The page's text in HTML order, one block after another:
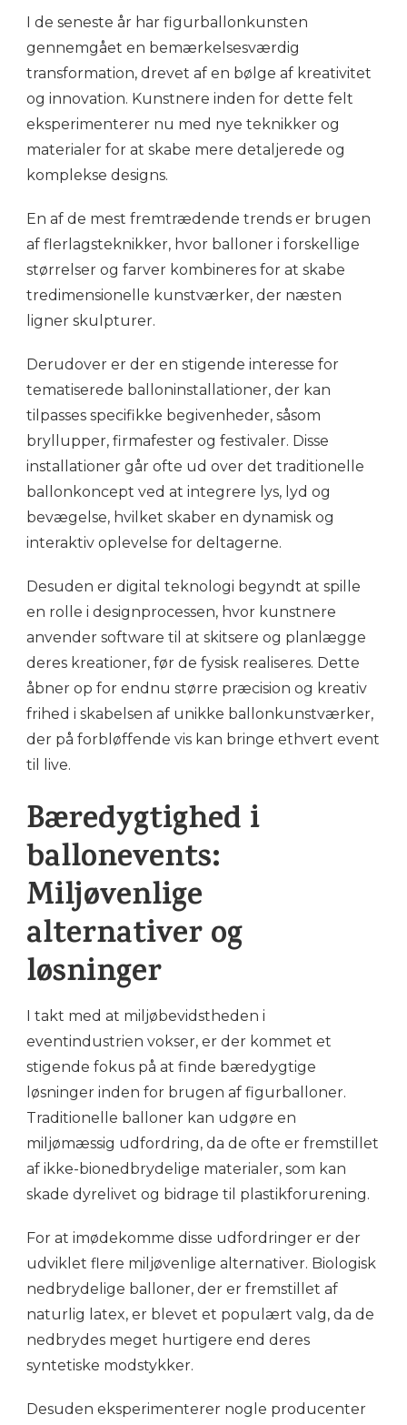
I de seneste år har figurballonkunsten
gennemgået en bemærkelsesværdig
transformation, drevet af en bølge af kreativitet
og innovation. Kunstnere inden for dette felt
eksperimenterer nu med nye teknikker og
materialer for at skabe mere detaljerede og
komplekse designs.
En af de mest fremtrædende trends er brugen
af flerlagsteknikker, hvor balloner i forskellige
størrelser og farver kombineres for at skabe
tredimensionelle kunstværker, der næsten
ligner skulpturer.
Derudover er der en stigende interesse for
tematiserede balloninstallationer, der kan
tilpasses specifikke begivenheder, såsom
bryllupper, firmafester og festivaler. Disse
installationer går ofte ud over det traditionelle
ballonkoncept ved at integrere lys, lyd og
bevægelse, hvilket skaber en dynamisk og
interaktiv oplevelse for deltagerne.
Desuden er digital teknologi begyndt at spille
en rolle i designprocessen, hvor kunstnere
anvender software til at skitsere og planlægge
deres kreationer, før de fysisk realiseres. Dette
åbner op for endnu større præcision og kreativ
frihed i skabelsen af unikke ballonkunstværker,
der på forbløffende vis kan bringe ethvert event
til live.
Bæredygtighed i
ballonevents:
Miljøvenlige
alternativer og
løsninger
I takt med at miljøbevidstheden i
eventindustrien vokser, er der kommet et
stigende fokus på at finde bæredygtige
løsninger inden for brugen af figurballoner.
Traditionelle balloner kan udgøre en
miljømæssig udfordring, da de ofte er fremstillet
af ikke-bionedbrydelige materialer, som kan
skade dyrelivet og bidrage til plastikforurening.
For at imødekomme disse udfordringer er der
udviklet flere miljøvenlige alternativer. Biologisk
nedbrydelige balloner, der er fremstillet af
naturlig latex, er blevet et populært valg, da de
nedbrydes meget hurtigere end deres
syntetiske modstykker.
Desuden eksperimenterer nogle producenter